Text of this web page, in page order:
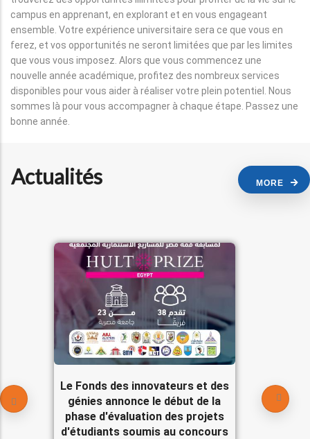
campus en apprenant, en explorant et en vous engageant
ensemble. Votre expérience universitaire sera ce que vous en
ferez, et vos opportunités ne seront limitées que par les limites
que vous vous imposez. Alors que vous commencez une
nouvelle année académique, profitez des nombreux services
disponibles pour vous aider à réaliser votre plein potentiel. Nous
sommes là pour vous accompagner à chaque étape. Passez une
bonne année.
Actualités MORE
Le Fonds des innovateurs et des
génies annonce le début de la
phase d'évaluation des projets
d'étudiants soumis au concours